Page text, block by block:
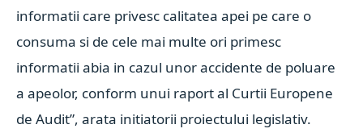
informatii care privesc calitatea apei pe care o
consuma si de cele mai multe ori primesc
informatii abia in cazul unor accidente de poluare
a apeolor, conform unui raport al Curtii Europene
de Audit”, arata initiatorii proiectului legislativ.